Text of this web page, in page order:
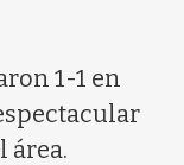
1-1 en
área.